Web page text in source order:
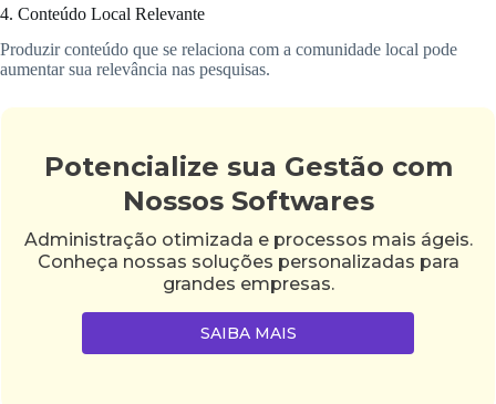
4. Conteúdo Local Relevante
Produzir conteúdo que se relaciona com a comunidade local pode
aumentar sua relevância nas pesquisas.
Potencialize sua Gestão com
Nossos Softwares
Administração otimizada e processos mais ágeis.
Conheça nossas soluções personalizadas para
grandes empresas.
SAIBA MAIS